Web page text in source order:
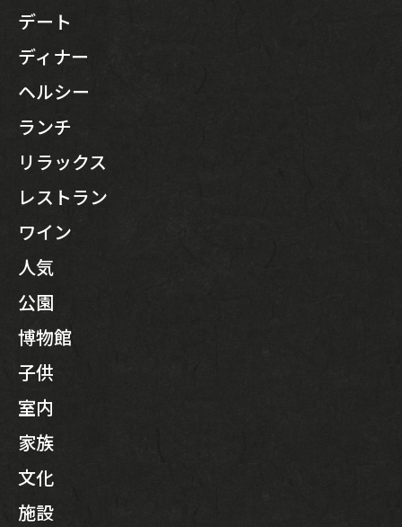
デート
ディナー
ヘルシー
ランチ
リラックス
レストラン
ワイン
人気
公園
博物館
子供
室内
家族
文化
施設